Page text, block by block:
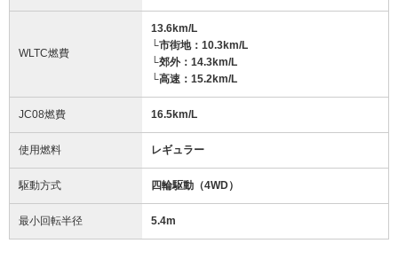
WLTC燃費
13.6km/L
└市街地：10.3km/L
└郊外：14.3km/L
└高速：15.2km/L
JC08燃費 16.5km/L
使用燃料 レギュラー
駆動方式 四輪駆動（4WD）
最小回転半径 5.4m